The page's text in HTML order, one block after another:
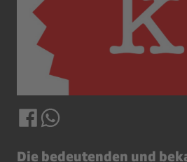
Die bedeutenden und